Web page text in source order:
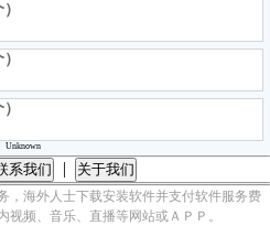
Unknown
系我们 关于我们
，海外人士下载安装软件并支付软件服务费
视频、音乐、直播等网站或ＡＰＰ。